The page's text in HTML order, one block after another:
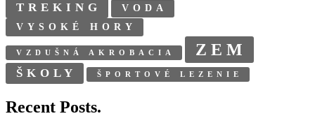
TREKING
VODA
VYSOKÉ HORY
VZDUŠNÁ AKROBACIA ZEM
ŠKOLY ŠPORTOVÉ LEZENIE
Recent Posts.